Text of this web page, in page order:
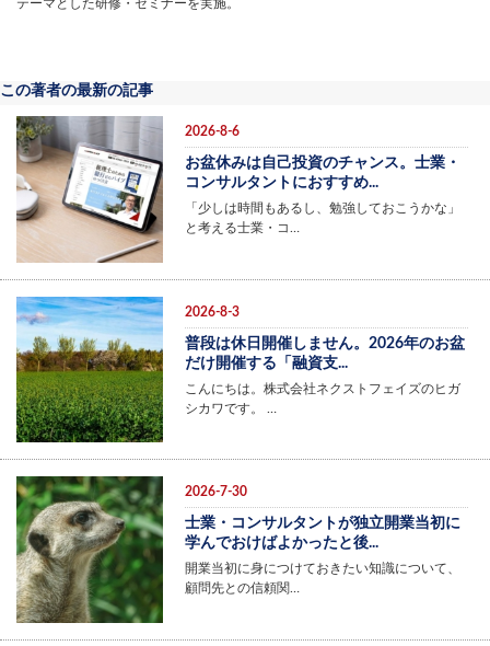
テーマとした研修・セミナーを実施。
この著者の最新の記事
2026-8-6
お盆休みは自己投資のチャンス。士業・
コンサルタントにおすすめ...
「少しは時間もあるし、勉強しておこうかな」
と考える士業・コ…
2026-8-3
普段は休日開催しません。2026年のお盆
だけ開催する「融資支...
こんにちは。株式会社ネクストフェイズのヒガ
シカワです。 …
2026-7-30
士業・コンサルタントが独立開業当初に
学んでおけばよかったと後...
開業当初に身につけておきたい知識について、
顧問先との信頼関…